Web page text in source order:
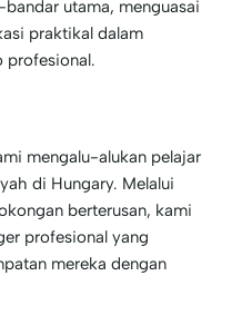
utama, menguasai
praktikal dalam
profesional.
mengalu-alukan pelajar
di Hungary. Melalui
berterusan, kami
profesional yang
mereka dengan